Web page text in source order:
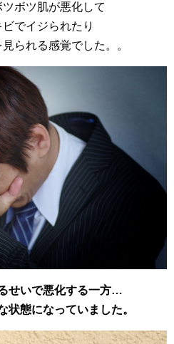
ボツ肌が悪化して
でイジられたり
られる感覚でした。。
せいで悪化する一方…
状態になっていました。